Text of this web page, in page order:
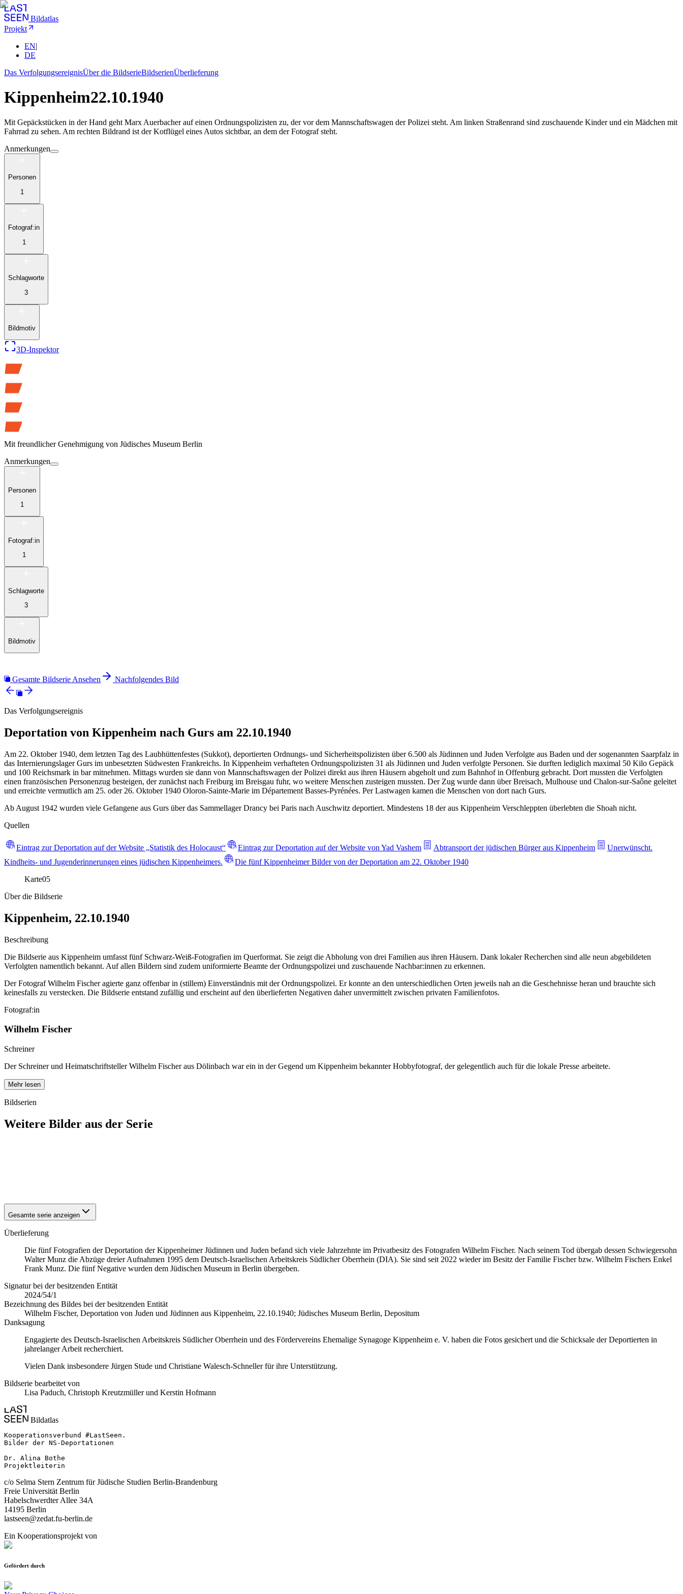
Bildatlas
Projekt
EN|
DE
Das VerfolgungsereignisÜber die BildserieBildserienÜberlieferung
Kippenheim22.10.1940
Mit Gepäckstücken in der Hand geht Marx Auerbacher auf einen Ordnungspolizisten zu, der vor dem Mannschaftswagen der Polizei steht. Am linken Straßenrand sind zuschauende Kinder und ein Mädchen mit
Fahrrad zu sehen. Am rechten Bildrand ist der Kotflügel eines Autos sichtbar, an dem der Fotograf steht.
Anmerkungen
Personen
1
Fotograf:in
1
Schlagworte
3
Bildmotiv
3D-Inspektor
Mit freundlicher Genehmigung von Jüdisches Museum Berlin
Anmerkungen
Personen
1
Fotograf:in
1
Schlagworte
3
Bildmotiv
Gesamte Bildserie Ansehen Nachfolgendes Bild
Das Verfolgungsereignis
Deportation von Kippenheim nach Gurs am 22.10.1940
Am 22. Oktober 1940, dem letzten Tag des Laubhüttenfestes (Sukkot), deportierten Ordnungs- und Sicherheitspolizisten über 6.500 als Jüdinnen und Juden Verfolgte aus Baden und der sogenannten Saarpfalz in
das Internierungslager Gurs im unbesetzten Südwesten Frankreichs. In Kippenheim verhafteten Ordnungspolizisten 31 als Jüdinnen und Juden verfolgte Personen. Sie durften lediglich maximal 50 Kilo Gepäck
und 100 Reichsmark in bar mitnehmen. Mittags wurden sie dann von Mannschaftswagen der Polizei direkt aus ihren Häusern abgeholt und zum Bahnhof in Offenburg gebracht. Dort mussten die Verfolgten
einen französischen Personenzug besteigen, der zunächst nach Freiburg im Breisgau fuhr, wo weitere Menschen zusteigen mussten. Der Zug wurde dann über Breisach, Mulhouse und Chalon-sur-Saône geleitet
und erreichte vermutlich am 25. oder 26. Oktober 1940 Oloron-Sainte-Marie im Département Basses-Pyrénées. Per Lastwagen kamen die Menschen von dort nach Gurs.
Ab August 1942 wurden viele Gefangene aus Gurs über das Sammellager Drancy bei Paris nach Auschwitz deportiert. Mindestens 18 der aus Kippenheim Verschleppten überlebten die Shoah nicht.
Quellen
Eintrag zur Deportation auf der Website „Statistik des Holocaust“ Eintrag zur Deportation auf der Website von Yad Vashem Abtransport der jüdischen Bürger aus Kippenheim
Unerwünscht.
Kindheits- und Jugenderinnerungen eines jüdischen Kippenheimers.
Die fünf Kippenheimer Bilder von der Deportation am 22. Oktober 1940
Karte05
Über die Bildserie
Kippenheim, 22.10.1940
Beschreibung
Die Bildserie aus Kippenheim umfasst fünf Schwarz-Weiß-Fotografien im Querformat. Sie zeigt die Abholung von drei Familien aus ihren Häusern. Dank lokaler Recherchen sind alle neun abgebildeten
Verfolgten namentlich bekannt. Auf allen Bildern sind zudem uniformierte Beamte der Ordnungspolizei und zuschauende Nachbar:innen zu erkennen.
Der Fotograf Wilhelm Fischer agierte ganz offenbar in (stillem) Einverständnis mit der Ordnungspolizei. Er konnte an den unterschiedlichen Orten jeweils nah an die Geschehnisse heran und brauchte sich
keinesfalls zu verstecken. Die Bildserie entstand zufällig und erscheint auf den überlieferten Negativen daher unvermittelt zwischen privaten Familienfotos.
Fotograf:in
Wilhelm Fischer
Schreiner
Der Schreiner und Heimatschriftsteller Wilhelm Fischer aus Dölinbach war ein in der Gegend um Kippenheim bekannter Hobbyfotograf, der gelegentlich auch für die lokale Presse arbeitete.
Mehr lesen
Bildserien
Weitere Bilder aus der Serie
Gesamte serie anzeigen
Überlieferung
Die fünf Fotografien der Deportation der Kippenheimer Jüdinnen und Juden befand sich viele Jahrzehnte im Privatbesitz des Fotografen Wilhelm Fischer. Nach seinem Tod übergab dessen Schwiegersohn
Walter Munz die Abzüge dreier Aufnahmen 1995 dem Deutsch-Israelischen Arbeitskreis Südlicher Oberrhein (DIA). Sie sind seit 2022 wieder im Besitz der Familie Fischer bzw. Wilhelm Fischers Enkel
Frank Munz. Die fünf Negative wurden dem Jüdischen Museum in Berlin übergeben.
Signatur bei der besitzenden Entität
2024/54/1
Bezeichnung des Bildes bei der besitzenden Entität
Wilhelm Fischer, Deportation von Juden und Jüdinnen aus Kippenheim, 22.10.1940; Jüdisches Museum Berlin, Depositum
Danksagung
Engagierte des Deutsch-Israelischen Arbeitskreis Südlicher Oberrhein und des Fördervereins Ehemalige Synagoge Kippenheim e. V. haben die Fotos gesichert und die Schicksale der Deportierten in
jahrelanger Arbeit recherchiert.
Vielen Dank insbesondere Jürgen Stude und Christiane Walesch-Schneller für ihre Unterstützung.
Bildserie bearbeitet von
Lisa Paduch, Christoph Kreutzmüller und Kerstin Hofmann
Bildatlas
Kooperationsverbund #LastSeen.
Bilder der NS-Deportationen
Dr. Alina Bothe
Projektleiterin
c/o Selma Stern Zentrum für Jüdische Studien Berlin-Brandenburg
Freie Universität Berlin
Habelschwerdter Allee 34A
14195 Berlin
lastseen@zedat.fu-berlin.de
Ein Kooperationsprojekt von
Gefördert durch